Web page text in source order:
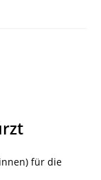
für die